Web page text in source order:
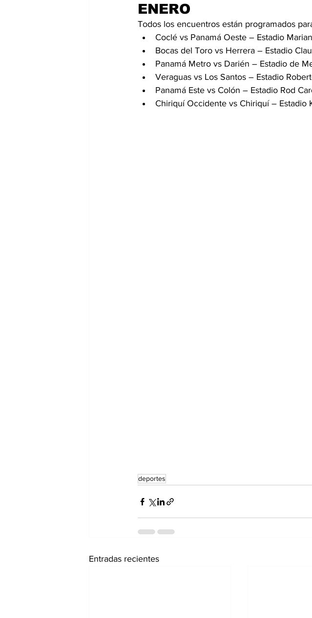
ENERO
Todos los encuentros están programados
Coclé vs Panamá Oeste – Estadio
Bocas del Toro vs Herrera – Estadio
Panamá Metro vs Darién – Estadio de
Veraguas vs Los Santos – Estadio
Panamá Este vs Colón – Estadio Rod
Chiriquí Occidente vs Chiriquí – Estadio
deportes
Entradas recientes